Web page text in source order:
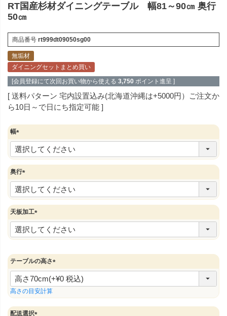
RT国産杉材ダイニングテーブル 幅81～90㎝ 奥行
50㎝
商品番号 rt999dt09050sg00
無垢材
ダイニングセットまとめ買い
[会員登録にて次回お買い物から使える 3,750 ポイント進呈 ]
送料パターン 宅内設置込み(北海道沖縄は+5000円）ご注文か
ら10日～で日にち指定可能
幅
(
必
須
)
奥行
(
必
須
)
天板加工
(
必
須
テーブルの高さ
(
必
)
高さの目安計算
配送選択